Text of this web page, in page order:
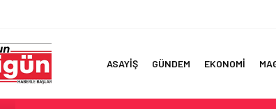
ASAYİŞ GÜNDEM EKONOMİ